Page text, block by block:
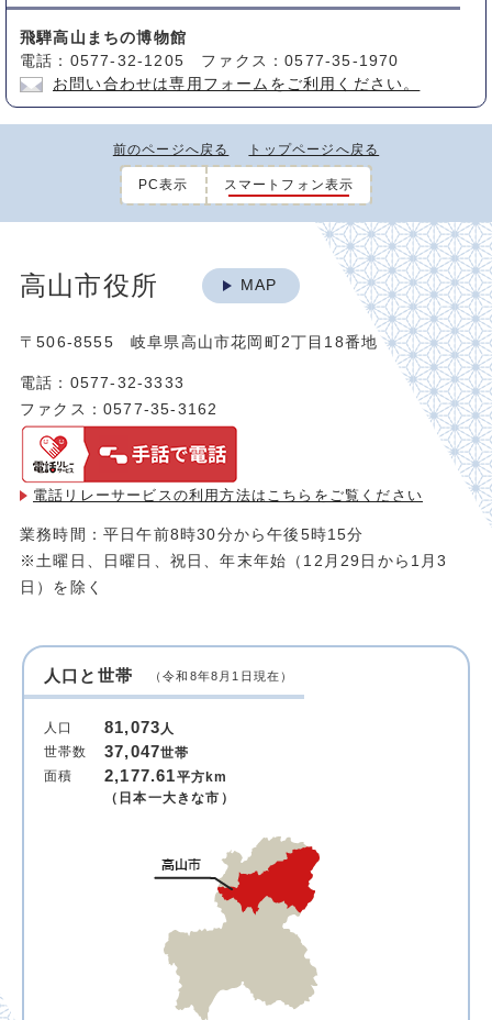
飛騨高山まちの博物館
電話：0577-32-1205 ファクス：0577-35-1970
お問い合わせは専用フォームをご利用ください。
前のページへ戻る トップページへ戻る
PC表示 スマートフォン表示
高山市役所 MAP
〒506-8555 岐阜県高山市花岡町2丁目18番地
電話：0577-32-3333
ファクス：0577-35-3162
電話リレーサービスの利用方法は こちらをご覧ください
業務時間：平日午前8時30分から午後5時15分
※土曜日、日曜日、祝日、年末年始（12月29日から1月3
日）を除く
人口と世帯 （令和8年8月1日現在）
人口 81,073人
世帯数
37,047世帯
面積
2,177.61平方km
（日本一大きな市）